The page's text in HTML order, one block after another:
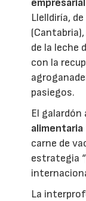
Llelldiría,
de la leche
con la
pasiegos.
El galardón
alimentaria
carne de
estrategia
La